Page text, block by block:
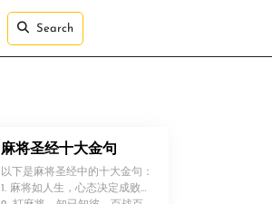
Search
麻将圣经十大金句
以下是麻将圣经中的十大金句：
1. 麻将如人生，心态决定成败。